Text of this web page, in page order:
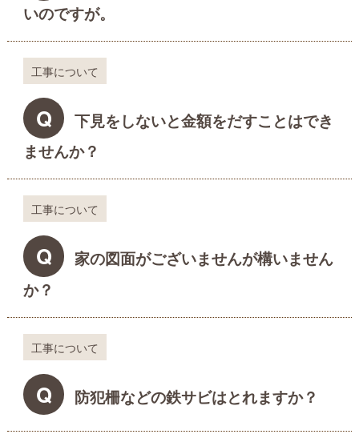
いのですが。
工事について
Q
下見をしないと金額をだすことはでき
ませんか？
工事について
Q
家の図面がございませんが構いません
か？
工事について
Q 防犯柵などの鉄サビはとれますか？